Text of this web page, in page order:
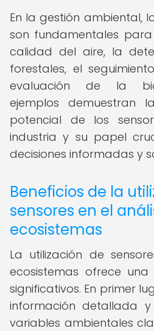
En la gestión ambiental,
son fundamentales
calidad del aire, la
forestales, el
evaluación de la
ejemplos demuestran
potencial de los
industria y su papel
decisiones informadas y
Beneficios de la
sensores en el
ecosistemas
La utilización de
ecosistemas ofrece
significativos. En primer
información detallada
variables ambientales